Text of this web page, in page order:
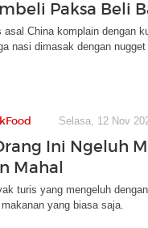
Paksa Beli
asal China komplain dengan
nasi dimasak dengan
Selasa, 12 Nov
Ini Ngeluh
Mahal
turis yang mengeluh
yang biasa saja.